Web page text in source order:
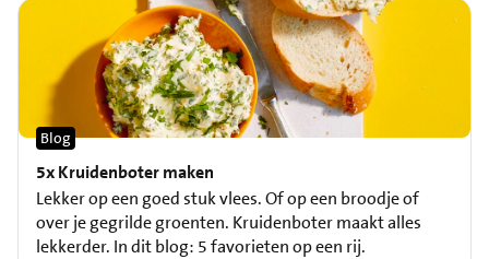
5x Kruidenboter maken
Blog
Lekker op een goed stuk vlees. Of op een broodje of
over je gegrilde groenten. Kruidenboter maakt alles
lekkerder. In dit blog: 5 favorieten op een rij.